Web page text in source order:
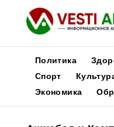
Новости
Политика
Спорт
Экономика